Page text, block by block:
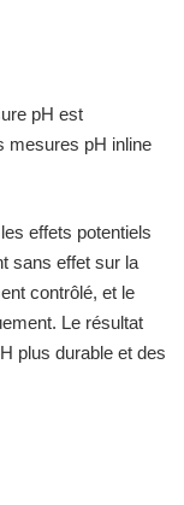
pH est
mesures pH inline
effets potentiels
sans effet sur la
contrôlé, et le
Le résultat
plus durable et des